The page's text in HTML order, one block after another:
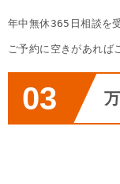
年中無休365日相談を
ご予約に空きがあれば
03